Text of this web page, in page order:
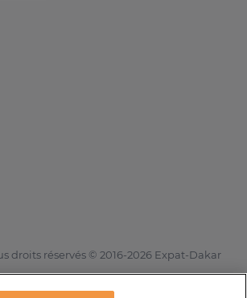
droits réservés © 2016-2026 Expat-Dakar